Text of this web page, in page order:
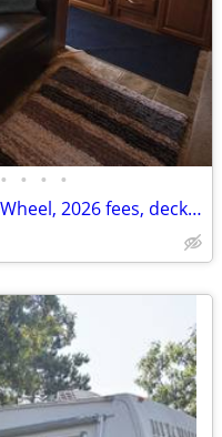
• • • •
Seasonal camper package, 5th Wheel, 2026 fees, deck and patio furniture